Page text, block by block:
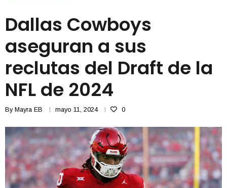
Dallas Cowboys
aseguran a sus
reclutas del Draft de la
NFL de 2024
By Mayra EB mayo 11, 2024 0